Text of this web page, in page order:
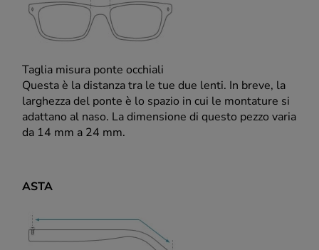
Taglia misura ponte occhiali
Questa è la distanza tra le tue due lenti. In breve, la
larghezza del ponte è lo spazio in cui le montature si
adattano al naso. La dimensione di questo pezzo varia
da 14 mm a 24 mm.
ASTA